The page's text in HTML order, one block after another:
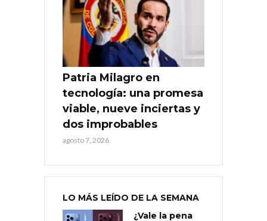
Patria Milagro en
tecnología: una promesa
viable, nueve inciertas y
dos improbables
agosto 7, 2026
LO MÁS LEÍDO DE LA SEMANA
¿Vale la pena